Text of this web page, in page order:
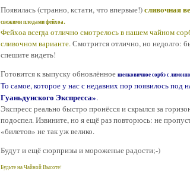
Появилась (странно, кстати, что впервые!)сливочная
свежими плодами фейхоа.
Фейхоа всегда отлично смотрелось в нашем чайном
сливочном варианте. Смотрится отлично, но недолго:
спешите видеть!
Готовится к выпуску обновлённое шелковичное сорбэ с
То самое, которое у нас с недавних пор появилось под
Гуаньдунского Экспресса».
Экспресс реально быстро пронёсся и скрылся за
подоспел. Извините, но я ещё раз повторюсь: не
«билетов» не так уж велико.
Будут и ещё сюрпризы и мороженые радости;-)
Будьте на Чайной Высоте!